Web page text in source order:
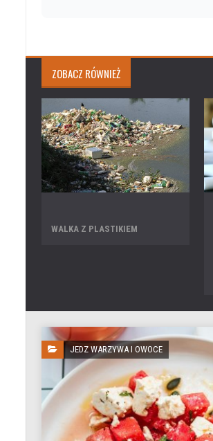
ZOBACZ RÓWNIEŻ
WALKA Z PLASTIKIEM
JEDZ WARZYWA I OWOCE